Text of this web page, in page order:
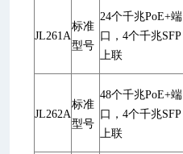
JL261A
标准
型号
24个千兆PoE+端
口，4个千兆SFP
上联
JL262A
标准
型号
48个千兆PoE+端
口，4个千兆SFP
上联